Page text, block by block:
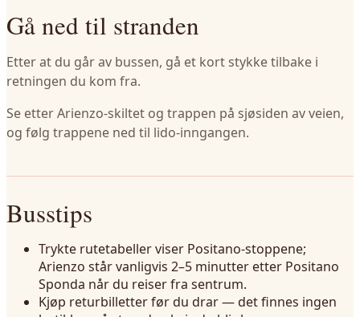
Gå ned til stranden
Etter at du går av bussen, gå et kort stykke tilbake i
retningen du kom fra.
Se etter Arienzo-skiltet og trappen på sjøsiden av veien,
og følg trappene ned til lido-inngangen.
Busstips
Trykte rutetabeller viser Positano-stoppene;
Arienzo står vanligvis 2–5 minutter etter Positano
Sponda når du reiser fra sentrum.
Kjøp returbilletter før du drar — det finnes ingen